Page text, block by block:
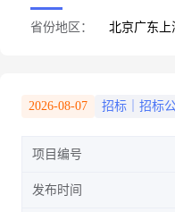
省份地区： 北京广东
2026-08-07 招标｜招标
项目编号
发布时间